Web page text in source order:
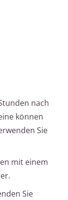
nach
können
Sie
mit einem
Sie